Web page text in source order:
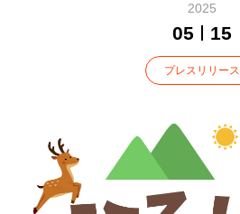
2025
05 15
プレスリリース